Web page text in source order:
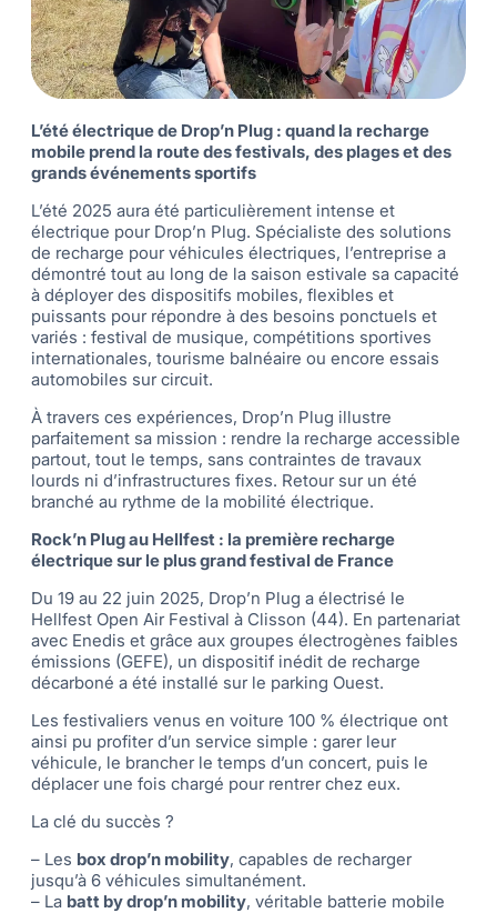
L’été électrique de Drop’n Plug : quand la recharge
mobile prend la route des festivals, des plages et des
grands événements sportifs
L’été 2025 aura été particulièrement intense et
électrique pour Drop’n Plug. Spécialiste des solutions
de recharge pour véhicules électriques, l’entreprise a
démontré tout au long de la saison estivale sa capacité
à déployer des dispositifs mobiles, flexibles et
puissants pour répondre à des besoins ponctuels et
variés : festival de musique, compétitions sportives
internationales, tourisme balnéaire ou encore essais
automobiles sur circuit.
À travers ces expériences, Drop’n Plug illustre
parfaitement sa mission : rendre la recharge accessible
partout, tout le temps, sans contraintes de travaux
lourds ni d’infrastructures fixes. Retour sur un été
branché au rythme de la mobilité électrique.
Rock’n Plug au Hellfest : la première recharge
électrique sur le plus grand festival de France
Du 19 au 22 juin 2025, Drop’n Plug a électrisé le
Hellfest Open Air Festival à Clisson (44). En partenariat
avec Enedis et grâce aux groupes électrogènes faibles
émissions (GEFE), un dispositif inédit de recharge
décarboné a été installé sur le parking Ouest.
Les festivaliers venus en voiture 100 % électrique ont
ainsi pu profiter d’un service simple : garer leur
véhicule, le brancher le temps d’un concert, puis le
déplacer une fois chargé pour rentrer chez eux.
La clé du succès ?
– Les box drop’n mobility, capables de recharger
jusqu’à 6 véhicules simultanément.
– La batt by drop’n mobility, véritable batterie mobile